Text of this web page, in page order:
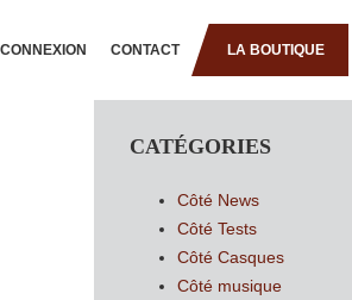
CONNEXION CONTACT LA BOUTIQUE
CATÉGORIES
Côté News
Côté Tests
Côté Casques
Côté musique